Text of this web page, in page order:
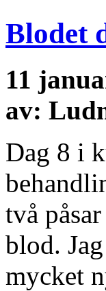
Blodet
11
av:
Dag 8 i
två
blod.
mycket